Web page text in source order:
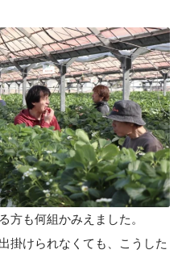
方も何組かみえました。
掛けられなくても、こうした